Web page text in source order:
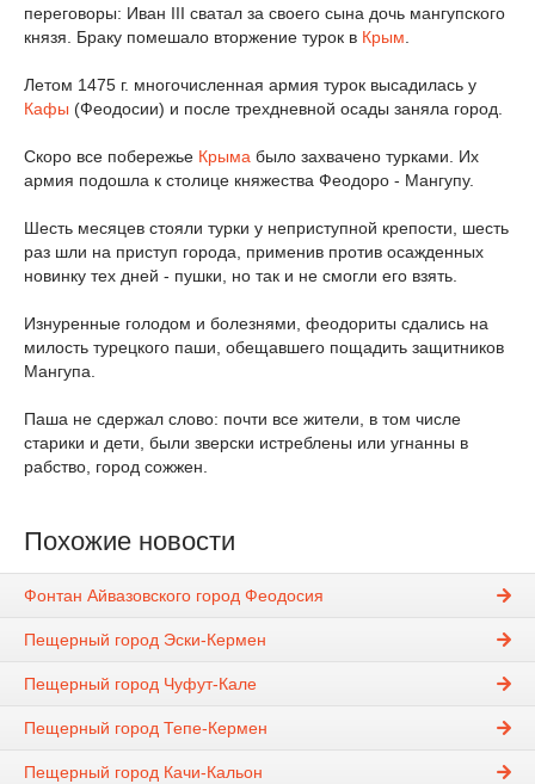
переговоры: Иван III сватал за своего сына дочь мангупского
князя. Браку помешало вторжение турок в Крым
Летом 1475 г. многочисленная армия турок высадилась у
Кафы (Феодосии) и после трехдневной осады заняла город.
Скоро все побережье Крыма было захвачено турками. Их
армия подошла к столице княжества Феодоро - Мангупу.
Шесть месяцев стояли турки у неприступной крепости, шесть
раз шли на приступ города, применив против осажденных
новинку тех дней - пушки, но так и не смогли его взять.
Изнуренные голодом и болезнями, феодориты сдались на
милость турецкого паши, обещавшего пощадить защитников
Мангупа.
Паша не сдержал слово: почти все жители, в том числе
старики и дети, были зверски истреблены или угнанны в
рабство, город сожжен.
Похожие новости
Фонтан Айвазовского город Феодосия
Пещерный город Эски-Кермен
Пещерный город Чуфут-Кале
Пещерный город Тепе-Кермен
Пещерный город Качи-Кальон